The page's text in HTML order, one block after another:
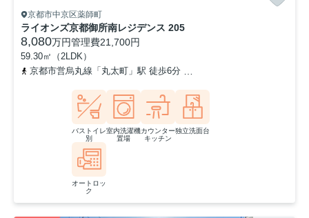
京都市中京区薬師町
ライオンズ京都御所南レジデンス 205
8,080万円管理費21,700円
59.30㎡（2LDK）
京都市営烏丸線「丸太町」駅 徒歩6分
バストイレ
別
室内洗濯機
置場
カウンター
キッチン
独立洗面台
オートロッ
ク